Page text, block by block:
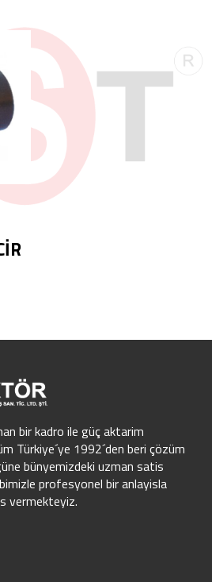
bir kadro ile güç aktarim
Türkiye´ye 1992´den beri çözüm
bünyemizdeki uzman satis
profesyonel bir anlayisla
vermekteyiz.